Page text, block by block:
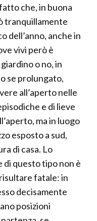
che, in buona
tranquillamente
dell’anno, anche in
vivi però è
o no, in
se prolungato,
all’aperto nelle
e di lieve
ma in luogo
esposto a sud,
di casa. Lo
di questo tipo non è
fatale: in
decisamente
posizioni